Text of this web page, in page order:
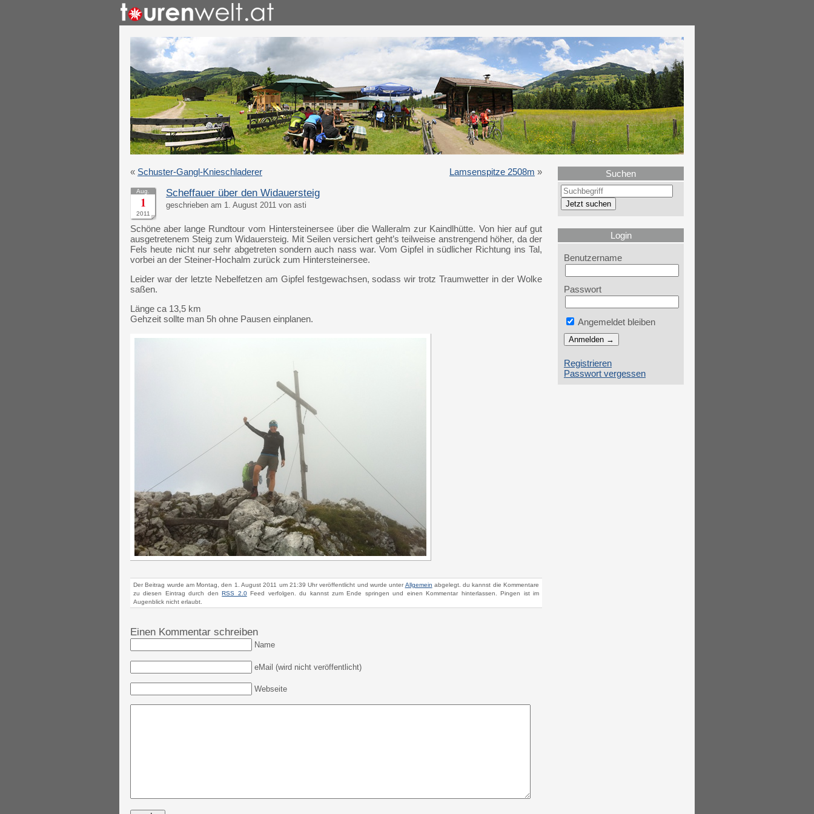
« Schuster-Gangl-Knieschladerer Lamsenspitze 2508m »
Aug.
1
2011
Scheffauer über den Widauersteig
geschrieben am 1. August 2011 von asti
Schöne aber lange Rundtour vom Hintersteinersee über die Walleralm zur Kaindlhütte. Von hier auf gut
ausgetretenem Steig zum Widauersteig. Mit Seilen versichert geht’s teilweise anstrengend höher, da der
Fels heute nicht nur sehr abgetreten sondern auch nass war. Vom Gipfel in südlicher Richtung ins Tal,
vorbei an der Steiner-Hochalm zurück zum Hintersteinersee.
Leider war der letzte Nebelfetzen am Gipfel festgewachsen, sodass wir trotz Traumwetter in der Wolke
saßen.
Länge ca 13,5 km
Gehzeit sollte man 5h ohne Pausen einplanen.
Der Beitrag wurde am Montag, den 1. August 2011 um 21:39 Uhr veröffentlicht und wurde unter Allgemein abgelegt. du kannst die Kommentare
zu diesen Eintrag durch denRSS 2.0Feed verfolgen. du kannst zum Ende springen und einen Kommentar hinterlassen. Pingen ist im
Augenblick nicht erlaubt.
Einen Kommentar schreiben
Name
eMail (wird nicht veröffentlicht)
Webseite
Suchen
Login
Benutzername
Passwort
Angemeldet bleiben
Registrieren
Passwort vergessen